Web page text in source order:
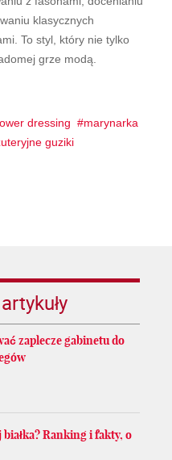
klasycznych
To styl, który nie tylko
grze modą.
dressing
marynarka
guziki
zaplecze gabinetu do
Ranking i fakty, o